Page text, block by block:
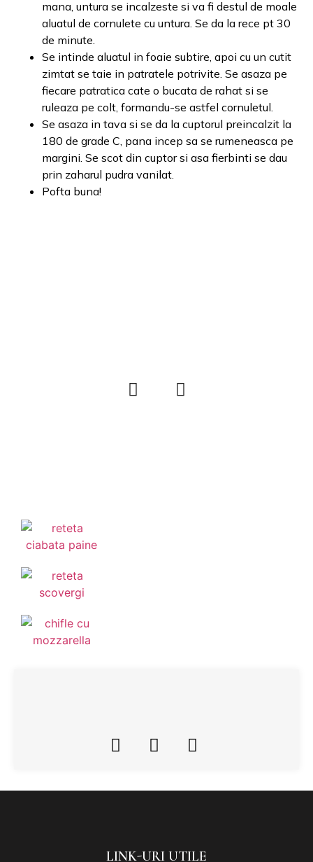
mana, untura se incalzeste si va fi destul de moale
aluatul de cornulete cu untura. Se da la rece pt 30
de minute.
Se intinde aluatul in foaie subtire, apoi cu un cutit
zimtat se taie in patratele potrivite. Se asaza pe
fiecare patratica cate o bucata de rahat si se
ruleaza pe colt, formandu-se astfel cornuletul.
Se asaza in tava si se da la cuptorul preincalzit la
180 de grade C, pana incep sa se rumeneasca pe
margini. Se scot din cuptor si asa fierbinti se dau
prin zaharul pudra vanilat.
Pofta buna!
LINK-URI UTILE